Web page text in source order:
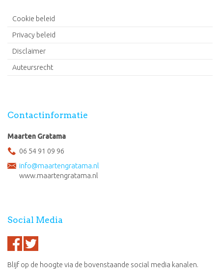
Cookie beleid
Privacy beleid
Disclaimer
Auteursrecht
Contactinformatie
Maarten Gratama
06 54 91 09 96
info@maartengratama.nl
www.maartengratama.nl
Social Media
Blijf op de hoogte via de bovenstaande social media kanalen.